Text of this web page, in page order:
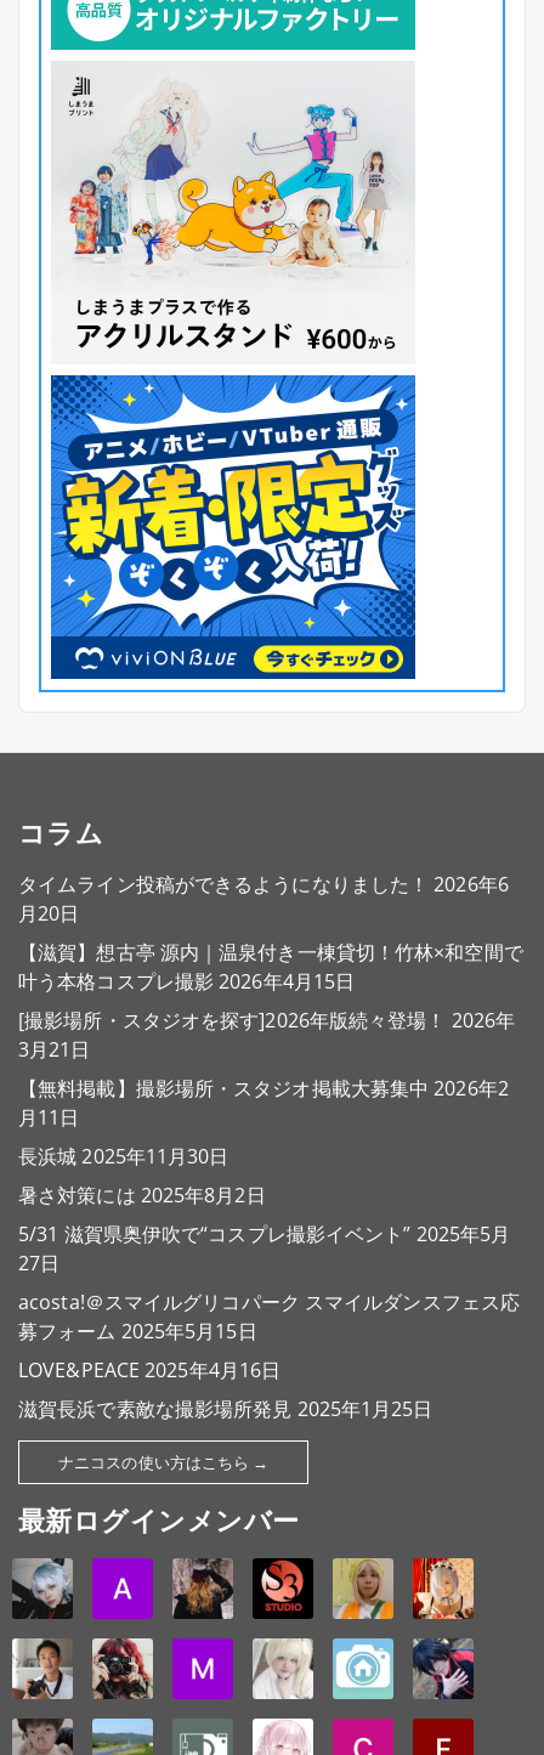
コラム
タイムライン投稿ができるようになりました！ 2026年6
月20日
【滋賀】想古亭 源内｜温泉付き一棟貸切！竹林×和空間で
叶う本格コスプレ撮影 2026年4月15日
[撮影場所・スタジオを探す]2026年版続々登場！ 2026年
3月21日
【無料掲載】撮影場所・スタジオ掲載大募集中 2026年2
月11日
長浜城 2025年11月30日
暑さ対策には 2025年8月2日
5/31 滋賀県奥伊吹で“コスプレ撮影イベント” 2025年5月
27日
acosta!＠スマイルグリコパーク スマイルダンスフェス応
募フォーム 2025年5月15日
LOVE&PEACE 2025年4月16日
滋賀長浜で素敵な撮影場所発見 2025年1月25日
ナニコスの使い方はこちら →
最新ログインメンバー